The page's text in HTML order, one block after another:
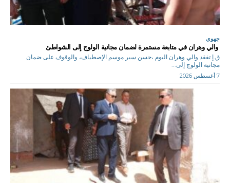
جهوي
والي وهران في متابعة مستمرة لضمان مجانية الولوج إلى الشواطئ
ق.إ تفقد والي وهران اليوم ،حسن سير موسم الإصطياف، والوقوف على ضمان
مجانية الولوج إلى...
7 أغسطس 2026